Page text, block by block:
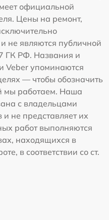
официальной
Цены на ремонт,
не являются публичной
ГК РФ. Названия и
Veber упоминаются
— чтобы обозначить
мы работаем. Наша
с владельцами
не представляет их
работ выполняются
находящихся в
в соответствии со ст.